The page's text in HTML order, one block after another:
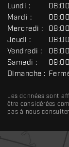
G
É
N
É
R
A
L
Lundi :
Mardi :
Mercredi :
Jeudi :
Vendredi :
Samedi :
Dimanche :
Les données sont
être considérées
pas à nous